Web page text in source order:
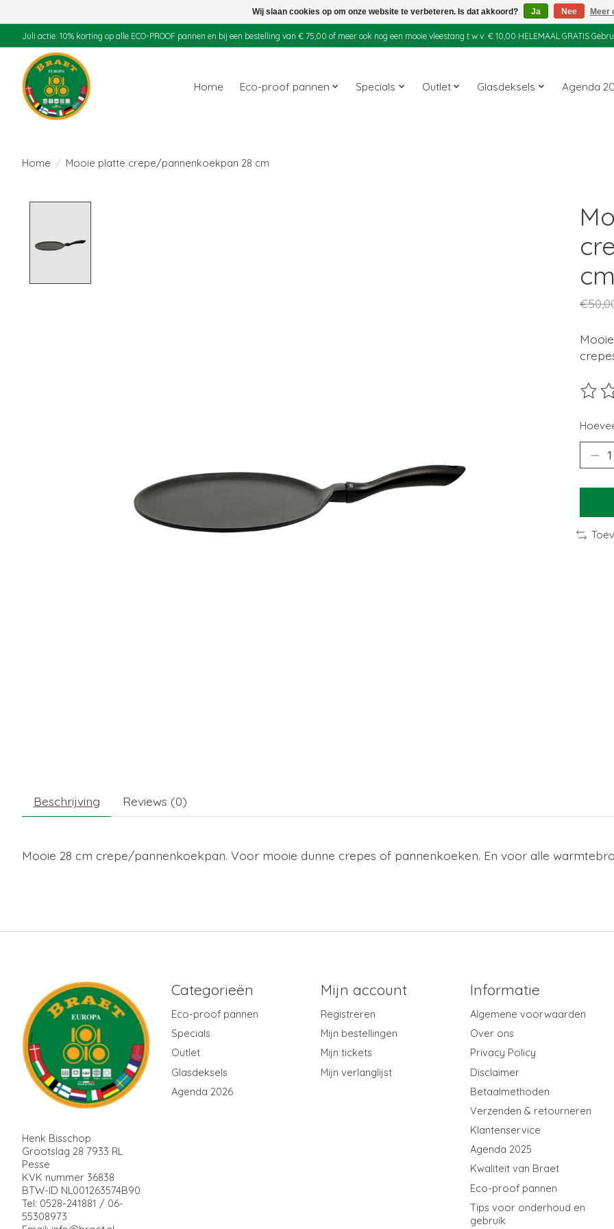
Juli actie: 10% korting op alle ECO-PROOF pannen en bij een bestelling van € 75,00 of meer ook nog een mooie vleestang t.w.v. € 10,00 HELEMAAL GRATIS
Home Eco-proof pannen Specials Outlet Glasdeksels Agenda
Home / Mooie platte crepe/pannenkoekpan 28 cm
cm
De
Beschrijving Reviews (0)
Mooie 28 cm crepe/pannenkoekpan. Voor mooie dunne crepes of pannenkoeken. En voor alle
Henk Bisschop
Grootslag 28 7933 RL
Pesse
KVK nummer 36838
BTW-ID NL001263574B90
Tel: 0528-241881 / 06-
55308973
Categorieën
Eco-proof pannen
Specials
Outlet
Glasdeksels
Agenda 2026
Mijn account
Registreren
Mijn bestellingen
Mijn tickets
Mijn verlanglijst
Informatie
Algemene voorwaarden
Over ons
Privacy Policy
Disclaimer
Betaalmethoden
Verzenden & retourneren
Klantenservice
Agenda 2025
Kwaliteit van Braet
Eco-proof pannen
Tips voor onderhoud en
gebruik
Wij slaan cookies op om onze website te verbeteren. Is dat akkoord? Ja Nee Meer